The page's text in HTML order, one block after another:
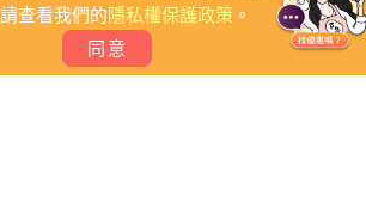
常見問題
查看我們的隱私權保護政策。
同意